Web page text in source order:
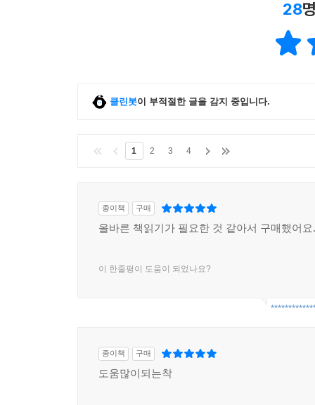
04 새 책은 독서 의욕을 불러일으키는 마중물이다
보유 장서가 학업성취도를 결정한다 | 아이와 함
단 한 줄만이라도 써본다 | 간단하게라도 기록한다
미리미리 준비하는 독서 대회 | 가장 중요한 건 아
4장. ‘많이’보다는 ‘제대로’ 읽혀라
01 잘못된 읽기
반복 읽기는 힘이 세다 | 두 번째 저자가 되는 법 |
03 귀로 읽는 책, 읽어주기
28
클린봇이 부적절한 글을 감지 중입니다.
1 2 3 4
종이책 구매
올바른 책읽기가 필요한 것 같아서 구매했어요.
이 한줄평이 도움이 되었나요?
종이책 구매
도움많이되는착